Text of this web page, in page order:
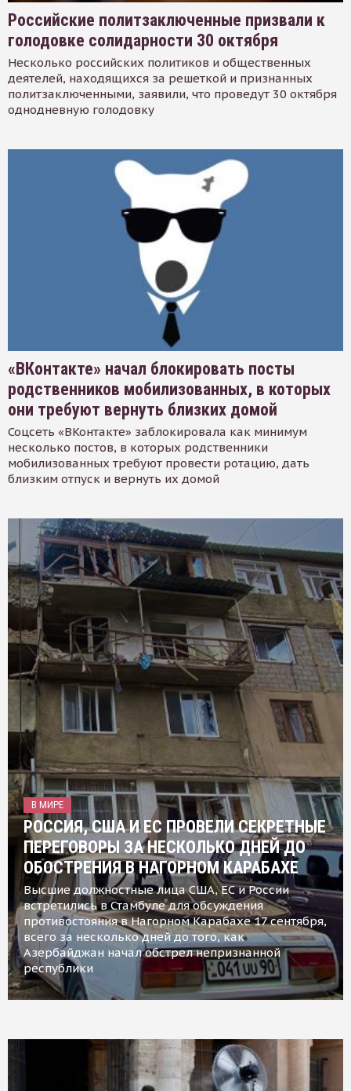
Российские политзаключенные призвали к
голодовке солидарности 30 октября
Несколько российских политиков и общественных
деятелей, находящихся за решеткой и признанных
политзаключенными, заявили, что проведут 30 октября
однодневную голодовку
«ВКонтакте» начал блокировать посты
родственников мобилизованных, в которых
они требуют вернуть близких домой
Соцсеть «ВКонтакте» заблокировала как минимум
несколько постов, в которых родственники
мобилизованных требуют провести ротацию, дать
близким отпуск и вернуть их домой
В МИРЕ
РОССИЯ, США И ЕС ПРОВЕЛИ СЕКРЕТНЫЕ
ПЕРЕГОВОРЫ ЗА НЕСКОЛЬКО ДНЕЙ ДО
ОБОСТРЕНИЯ В НАГОРНОМ КАРАБАХЕ
Высшие должностные лица США, ЕС и России
встретились в Стамбуле для обсуждения
противостояния в Нагорном Карабахе 17 сентября,
всего за несколько дней до того, как
Азербайджан начал обстрел непризнанной
республики